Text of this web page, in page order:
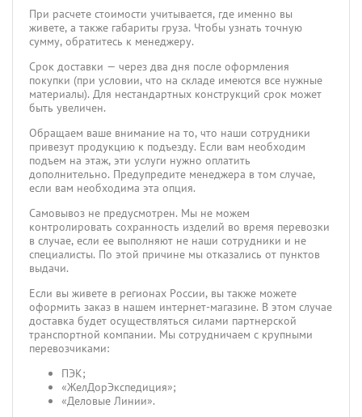
При расчете стоимости учитывается, где именно вы
живете, а также габариты груза. Чтобы узнать точную
сумму, обратитесь к менеджеру.
Срок доставки — через два дня после оформления
покупки (при условии, что на складе имеются все нужные
материалы). Для нестандартных конструкций срок может
быть увеличен.
Обращаем ваше внимание на то, что наши сотрудники
привезут продукцию к подъезду. Если вам необходим
подъем на этаж, эти услуги нужно оплатить
дополнительно. Предупредите менеджера в том случае,
если вам необходима эта опция.
Самовывоз не предусмотрен. Мы не можем
контролировать сохранность изделий во время перевозки
в случае, если ее выполняют не наши сотрудники и не
специалисты. По этой причине мы отказались от пунктов
выдачи.
Если вы живете в регионах России, вы также можете
оформить заказ в нашем интернет-магазине. В этом случае
доставка будет осуществляться силами партнерской
транспортной компании. Мы сотрудничаем с крупными
перевозчиками:
ПЭК;
«ЖелДорЭкспедиция»;
«Деловые Линии».